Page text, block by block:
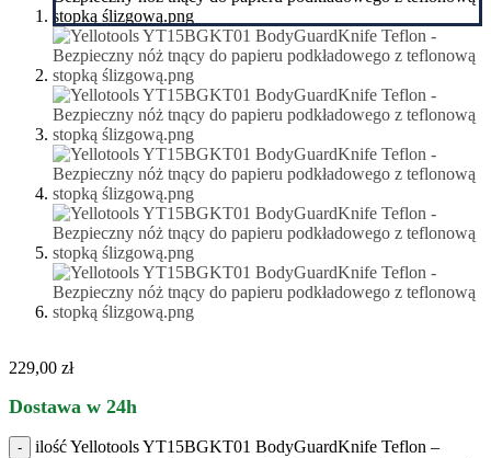
229,00 zł
Dostawa w 24h
ilość Yellotools YT15BGKT01 BodyGuardKnife Teflon –